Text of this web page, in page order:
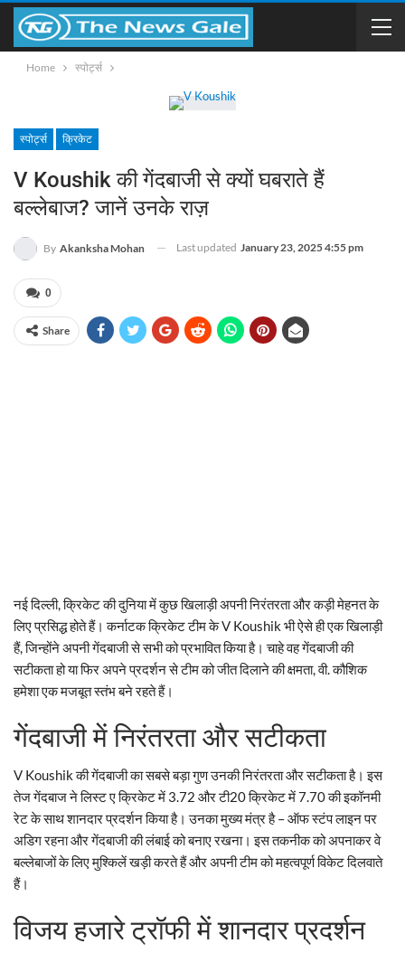
Home स्पोर्ट्स
स्पोर्ट्स क्रिकेट
V Koushik की गेंदबाजी से क्यों घबराते हैं
बल्लेबाज? जानें उनके राज़
By Akanksha Mohan Last updated January 23, 2025 4:55 pm
0
Share
नई दिल्ली, क्रिकेट की दुनिया में कुछ खिलाड़ी अपनी निरंतरता और कड़ी मेहनत के
लिए प्रसिद्ध होते हैं। कर्नाटक क्रिकेट टीम के V Koushik भी ऐसे ही एक खिलाड़ी
हैं, जिन्होंने अपनी गेंदबाजी से सभी को प्रभावित किया है। चाहे वह गेंदबाजी की
सटीकता हो या फिर अपने प्रदर्शन से टीम को जीत दिलाने की क्षमता, वी. कौशिक
हमेशा एक मजबूत स्तंभ बने रहते हैं।
गेंदबाजी में निरंतरता और सटीकता
V Koushik की गेंदबाजी का सबसे बड़ा गुण उनकी निरंतरता और सटीकता है। इस
तेज गेंदबाज ने लिस्ट ए क्रिकेट में 3.72 और टी20 क्रिकेट में 7.70 की इकॉनमी
रेट के साथ शानदार प्रदर्शन किया है। उनका मुख्य मंत्र है – ऑफ स्टंप लाइन पर
अडिग रहना और गेंदबाजी की लंबाई को बनाए रखना। इस तकनीक को अपनाकर वे
बल्लेबाजों के लिए मुश्किलें खड़ी करते हैं और अपनी टीम को महत्वपूर्ण विकेट दिलवाते
हैं।
विजय हजारे ट्रॉफी में शानदार प्रदर्शन